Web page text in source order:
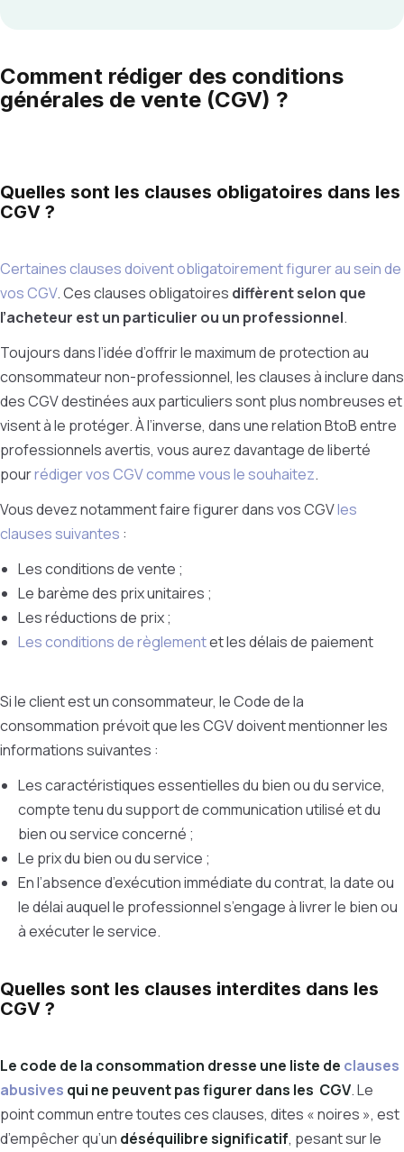
Comment rédiger des conditions
générales de vente (CGV) ?
Quelles sont les clauses obligatoires dans les
CGV ?
Certaines clauses doivent obligatoirement figurer au sein de
vos CGV. Ces clauses obligatoires diffèrent selon que
l’acheteur est un particulier ou un professionnel.
Toujours dans l’idée d’offrir le maximum de protection au
consommateur non-professionnel, les clauses à inclure dans
des CGV destinées aux particuliers sont plus nombreuses et
visent à le protéger. À l’inverse, dans une relation BtoB entre
professionnels avertis, vous aurez davantage de liberté
pourrédiger vos CGV comme vous le souhaitez.
Vous devez notamment faire figurer dans vos CGVles
clauses suivantes :
Les conditions de vente ;
Le barème des prix unitaires ;
Les réductions de prix ;
Les conditions de règlementet les délais de paiement
Si le client est un consommateur, le Code de la
consommation prévoit que les CGV doivent mentionner les
informations suivantes :
Les caractéristiques essentielles du bien ou du service,
compte tenu du support de communication utilisé et du
bien ou service concerné ;
Le prix du bien ou du service ;
En l’absence d’exécution immédiate du contrat, la date ou
le délai auquel le professionnel s’engage à livrer le bien ou
à exécuter le service.
Quelles sont les clauses interdites dans les
CGV ?
Le code de la consommation dresse une liste de clauses
abusives qui ne peuvent pas figurer dans les CGV. Le
point commun entre toutes ces clauses, dites « noires », est
d’empêcher qu’un déséquilibre significatif, pesant sur le